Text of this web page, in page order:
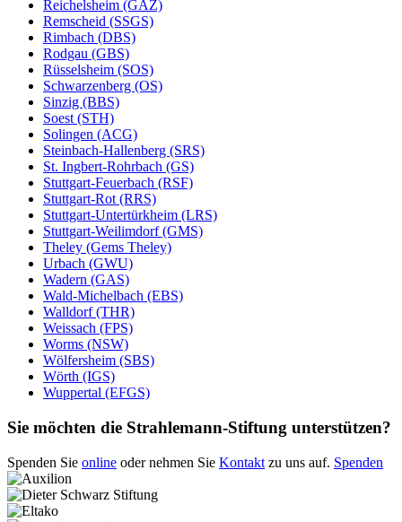
Reichelsheim (GAZ)
Remscheid (SSGS)
Rimbach (DBS)
Rodgau (GBS)
Rüsselsheim (SOS)
Schwarzenberg (OS)
Sinzig (BBS)
Soest (STH)
Solingen (ACG)
Steinbach-Hallenberg (SRS)
St. Ingbert-Rohrbach (GS)
Stuttgart-Feuerbach (RSF)
Stuttgart-Rot (RRS)
Stuttgart-Untertürkheim (LRS)
Stuttgart-Weilimdorf (GMS)
Theley (Gems Theley)
Urbach (GWU)
Wadern (GAS)
Wald-Michelbach (EBS)
Walldorf (THR)
Weissach (FPS)
Worms (NSW)
Wölfersheim (SBS)
Wörth (IGS)
Wuppertal (EFGS)
Sie möchten die Strahlemann-Stiftung unterstützen?
Spenden Sie online oder nehmen Sie Kontakt zu uns auf. Spenden